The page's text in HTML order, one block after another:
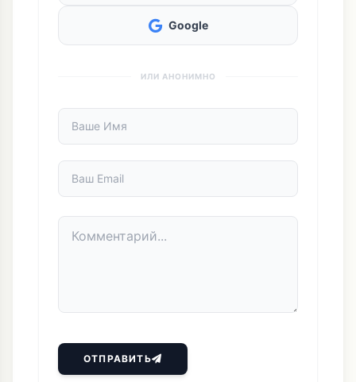
Google
ИЛИ АНОНИМНО
ОТПРАВИТЬ